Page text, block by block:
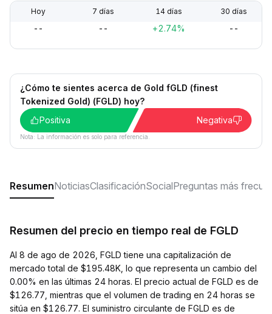
Hoy 7 días 14 días 30 días
-- -- +2.74% --
¿Cómo te sientes acerca de Gold fGLD (finest
Tokenized Gold) (FGLD) hoy?
Positiva
Negativa
Nota: La información es solo para referencia.
ResumenNoticiasClasificaciónSocialPreguntas más
Resumen del precio en tiempo real de FGLD
Al 8 de ago de 2026, FGLD tiene una capitalización de
mercado total de $195.48K, lo que representa un cambio del
0.00% en las últimas 24 horas. El precio actual de FGLD es de
$126.77, mientras que el volumen de trading en 24 horas se
sitúa en $126.77. El suministro circulante de FGLD es de